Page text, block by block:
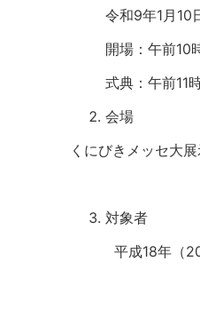
令和9年1月10
開場：午前10
式典：午前11
会場
くにびきメッセ大
対象者
平成18年（2006